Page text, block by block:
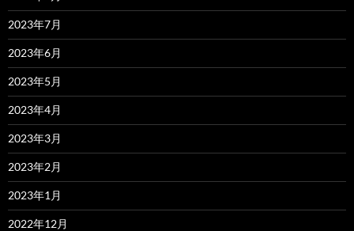
2023年7月
2023年6月
2023年5月
2023年4月
2023年3月
2023年2月
2023年1月
2022年12月